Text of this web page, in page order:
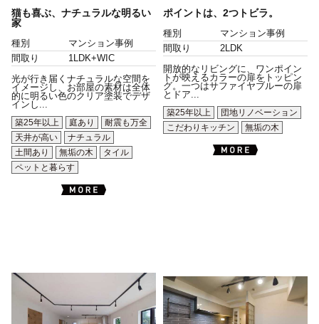
猫も喜ぶ、ナチュラルな明るい
家
種別
マンション事例
間取り
1LDK+WIC
光が行き届くナチュラルな空間を
イメージし、お部屋の素材は全体
的に明るい色のクリア塗装でデザ
インし...
築25年以上
庭あり
耐震も万全
天井が高い
ナチュラル
土間あり
無垢の木
タイル
ペットと暮らす
ポイントは、2つトビラ。
種別
マンション事例
間取り
2LDK
開放的なリビングに、ワンポイン
トが映えるカラーの扉をトッピン
グ。一つはサファイヤブルーの扉
とドア...
築25年以上
団地リノベーション
こだわりキッチン
無垢の木